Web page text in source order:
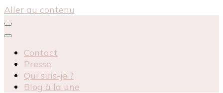
Aller au contenu
Contact
Presse
Qui suis-je ?
Blog à la une